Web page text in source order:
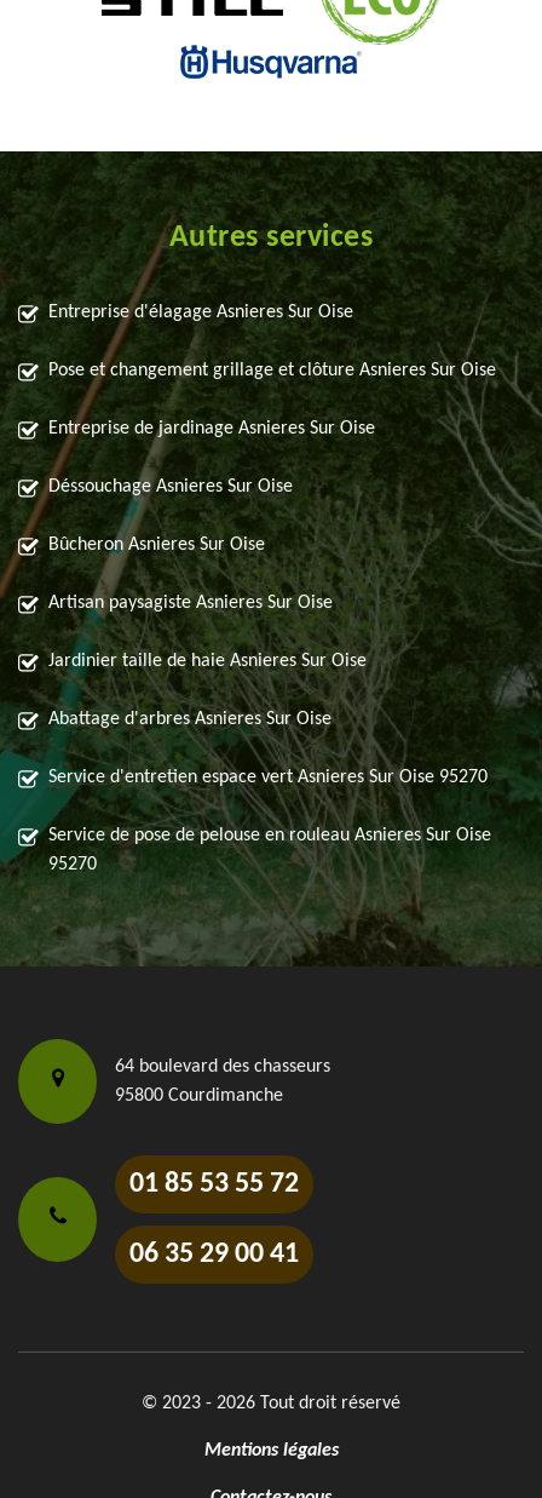
Autres services
Entreprise d'élagage Asnieres Sur Oise
Pose et changement grillage et clôture Asnieres Sur Oise
Entreprise de jardinage Asnieres Sur Oise
Déssouchage Asnieres Sur Oise
Bûcheron Asnieres Sur Oise
Artisan paysagiste Asnieres Sur Oise
Jardinier taille de haie Asnieres Sur Oise
Abattage d'arbres Asnieres Sur Oise
Service d'entretien espace vert Asnieres Sur Oise 95270
Service de pose de pelouse en rouleau Asnieres Sur Oise
95270
64 boulevard des chasseurs
95800 Courdimanche
01 85 53 55 72
06 35 29 00 41
© 2023 - 2026 Tout droit réservé
Mentions légales